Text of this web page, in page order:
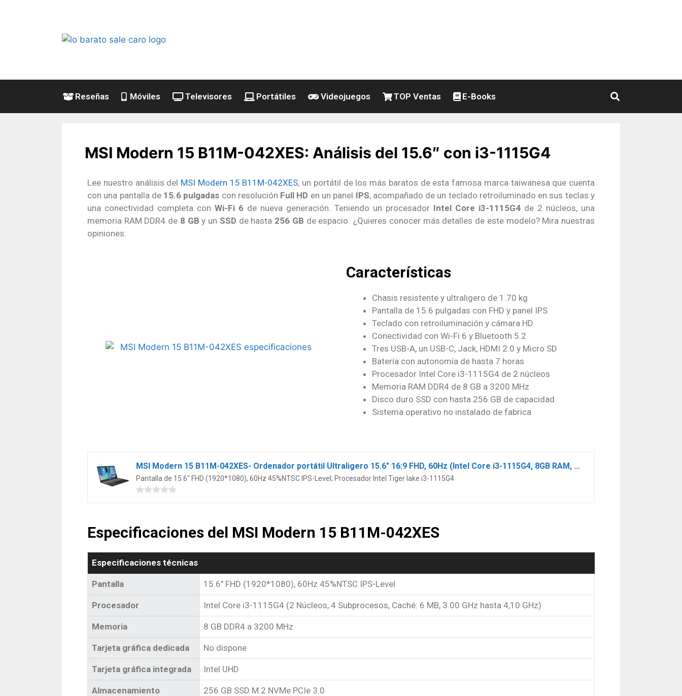
Reseñas Móviles Televisores Portátiles Videojuegos TOP Ventas E-Books
MSI Modern 15 B11M-042XES: Análisis del 15.6″ con i3-1115G4
Lee nuestro análisis del MSI Modern 15 B11M-042XES, un portátil de los más baratos de esta famosa marca taiwanesa que cuenta
con una pantalla de 15.6 pulgadas con resolución Full HD en un panel IPS, acompañado de un teclado retroiluminado en sus teclas y
una conectividad completa con Wi-Fi 6 de nueva generación. Teniendo un procesador Intel Core i3-1115G4 de 2 núcleos, una
memoria RAM DDR4 de 8 GB y un SSD de hasta 256 GB de espacio. ¿Quieres conocer más detalles de este modelo? Mira nuestras
opiniones:
Características
Chasis resistente y ultraligero de 1.70 kg
Pantalla de 15.6 pulgadas con FHD y panel IPS
Teclado con retroiluminación y cámara HD
Conectividad con Wi-Fi 6 y Bluetooth 5.2
Tres USB-A, un USB-C, Jack, HDMI 2.0 y Micro SD
Batería con autonomía de hasta 7 horas
Procesador Intel Core i3-1115G4 de 2 núcleos
Memoria RAM DDR4 de 8 GB a 3200 MHz
Disco duro SSD con hasta 256 GB de capacidad
Sistema operativo no instalado de fabrica
MSI Modern 15 B11M-042XES- Ordenador portátil Ultraligero 15.6″ 16:9 FHD, 60Hz (Intel Core i3-1115G4, 8GB RAM, 256GB SSD, Iris Xe Graphics, Free Dos) Classic Black – Teclado QWERTY español
Pantalla de 15.6″ FHD (1920*1080), 60Hz 45%NTSC IPS-Level; Procesador Intel Tiger lake i3-1115G4
Especificaciones del MSI Modern 15 B11M-042XES
Especificaciones técnicas
Pantalla 15.6″ FHD (1920*1080), 60Hz 45%NTSC IPS-Level
Procesador Intel Core i3-1115G4 (2 Núcleos, 4 Subprocesos, Caché: 6 MB, 3.00 GHz hasta 4,10 GHz)
Memoria 8 GB DDR4 a 3200 MHz
Tarjeta gráfica dedicada No dispone
Tarjeta gráfica integrada Intel UHD
Almacenamiento 256 GB SSD M.2 NVMe PCIe 3.0